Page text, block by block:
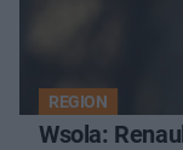
REGION
Wsola: